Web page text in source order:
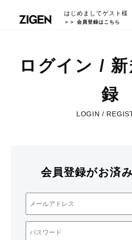
はじめましてゲスト様
＞＞ 会員登録はこちら
ログイン /
録
LOGIN /
会員登録がお済